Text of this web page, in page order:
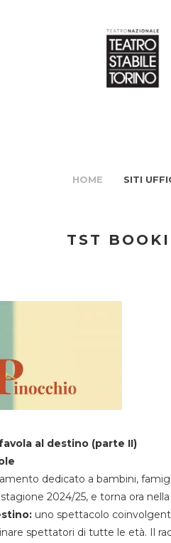
HOME SITI
TST
al destino (parte II)
dedicato a bambini,
2024/25, e torna ora
uno spettacolo
spettatori di tutte le età. Il